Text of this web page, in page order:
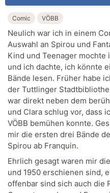
Comic VÖBB
Neulich war ich in einem
Auswahl an Spirou und
Kind und Teenager
und ich dachte, ich könnte
Bände lesen. Früher habe
der Tuttlinger
war direkt neben dem
und Clara schlug vor, dass
VÖBB bemühen konnte.
mir die ersten drei Bände
Spirou ab Franquin.
Ehrlich gesagt waren mir
und 1950 erschienen sind,
offenbar sind sich auch die